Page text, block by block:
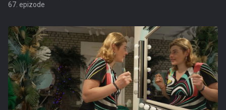
67. epizode